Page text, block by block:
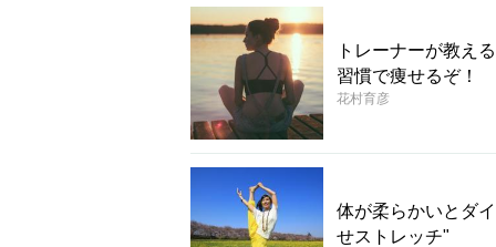
トレーナーが教え
習慣で痩せるぞ！
花村育彦
体が柔らかいとダ
せストレッチ"